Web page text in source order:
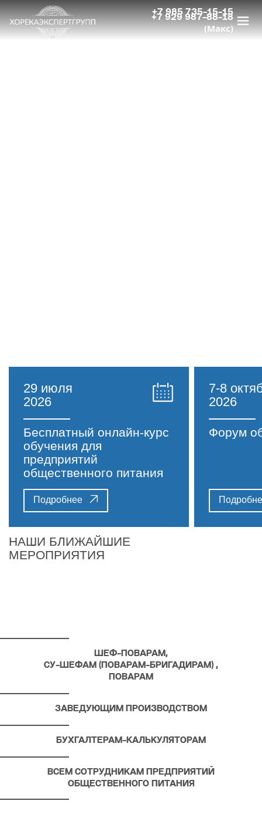
+7 985 735-15-15
+7 929 987-88-18
(Макс)
ОНЛАЙН-КУРС ОБУЧЕНИЯ ДЛЯ ПОВАРОВ
НАШИ БЛИЖАЙШИЕ
МЕРОПРИЯТИЯ
29 июля
2026
Бесплатный онлайн-курс
обучения для
предприятий
общественного питания
Подробнее
7-8
2026
Форум
ШЕФ-ПОВАРАМ,
СУ-ШЕФАМ (ПОВАРАМ-БРИГАДИРАМ) ,
ПОВАРАМ
ЗАВЕДУЮЩИМ ПРОИЗВОДСТВОМ
БУХГАЛТЕРАМ-КАЛЬКУЛЯТОРАМ
ВСЕМ СОТРУДНИКАМ ПРЕДПРИЯТИЙ
ОБЩЕСТВЕННОГО ПИТАНИЯ